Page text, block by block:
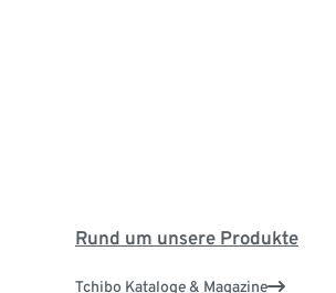
Rund um unsere Produkte
Tchibo Kataloge & Magazine